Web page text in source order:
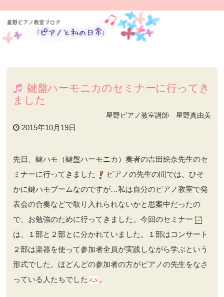
鍵盤ハーモニカのセミナーに行ってき
ました
星野ピアノ教室講師 星野真由美
2015年10月19日
先日、鍵ハモ（鍵盤ハーモニカ）奏者の吉田絵奈先生のセ
ミナーに行ってきました
ピアノの先生の間では、ひそ
かに鍵ハモブームなのですが…私は自分のピアノ教室で発
表会の合奏などで取り入れられないかと思案中だったの
で、お勉強のために行ってきました。今回のセミナー
は、１部と２部とに分かれていました。１部はコンサート
２部は楽器を使って参加者全員が実践しながら学ぶという
形式でした。ほどんどの参加者の方がピアノの先生をなさ
っている人たちでした
。